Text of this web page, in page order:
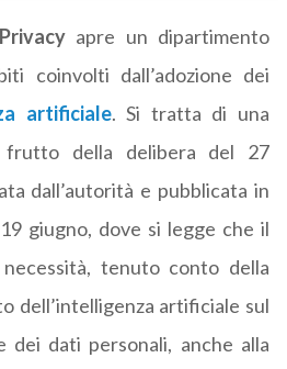
apre un dipartimento
coinvolti dall’adozione dei
artificiale. Si tratta di una
frutto della delibera del 27
dall’autorità e pubblicata in
giugno, dove si legge che il
tenuto conto della
dell’intelligenza artificiale sul
dei dati personali, anche alla